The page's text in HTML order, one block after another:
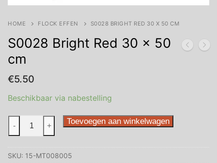
HOME FLOCK EFFEN S0028 BRIGHT RED 30 X 50 CM
S0028 Bright Red 30 x 50
cm
€5.50
Beschikbaar via nabestelling
S0028
30
- + Toevoegen aan winkelwagen
SKU: 15-MT008005